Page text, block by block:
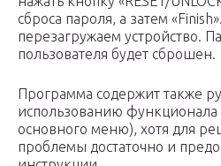
сброса пароля, а затем
перезагружаем устройство.
пользователя будет сброшен.
Программа содержит также
использованию функционала
основного меню), хотя для
проблемы достаточно и